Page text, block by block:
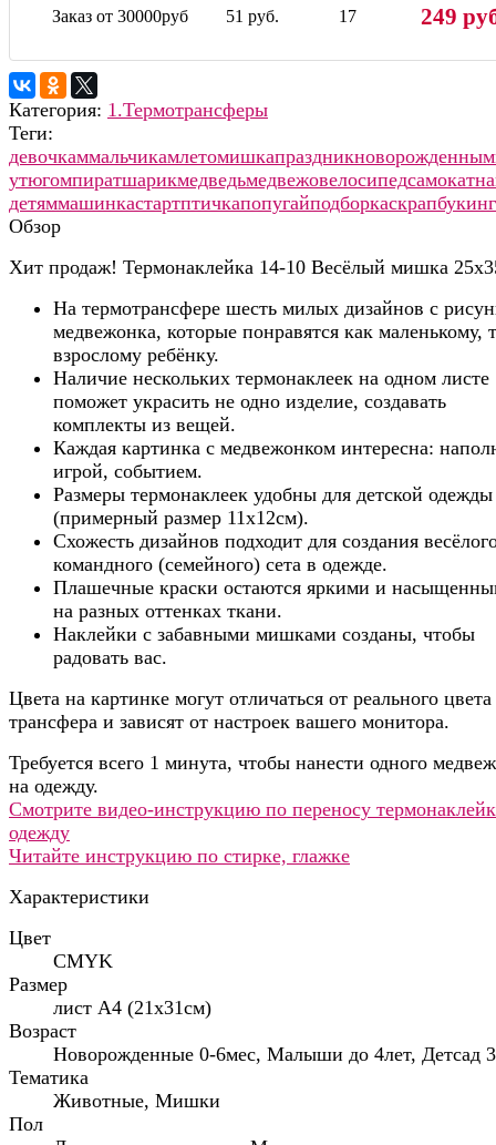
Заказ от 30000руб 51 руб. 17 249
Категория: 1.Термотрансферы
Теги:
девочкаммальчикамлетомишкапраздникноворожденным
утюгомпиратшарикмедведьмедвежовелосипедсамокат
детяммашинкастартптичкапопугайподборкаскрапбукинг
Обзор
Хит продаж! Термонаклейка 14-10 Весёлый мишка
На термотрансфере шесть милых дизайнов с
медвежонка, которые понравятся как маленькому,
взрослому ребёнку.
Наличие нескольких термонаклеек на одном листе
поможет украсить не одно изделие, создавать
комплекты из вещей.
Каждая картинка с медвежонком интересна:
игрой, событием.
Размеры термонаклеек удобны для детской одежды
(примерный размер 11х12см).
Схожесть дизайнов подходит для создания
командного (семейного) сета в одежде.
Плашечные краски остаются яркими и
на разных оттенках ткани.
Наклейки с забавными мишками созданы, чтобы
радовать вас.
Цвета на картинке могут отличаться от реального цвета
трансфера и зависят от настроек вашего монитора.
Требуется всего 1 минута, чтобы нанести одного
на одежду.
Смотрите видео-инструкцию по переносу
одежду
Читайте инструкцию по стирке, глажке
Характеристики
Цвет
CMYK
Размер
лист А4 (21х31см)
Возраст
Новорожденные 0-6мес, Малыши до 4лет, Детсад
Тематика
Животные, Мишки
Пол